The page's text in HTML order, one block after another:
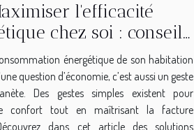
l'efficacité
chez soi : conseils
pratiques
énergétique de son habitation
question d’économie, c’est aussi un geste
Des gestes simples existent pour
confort tout en maîtrisant la facture
dans cet article des solutions